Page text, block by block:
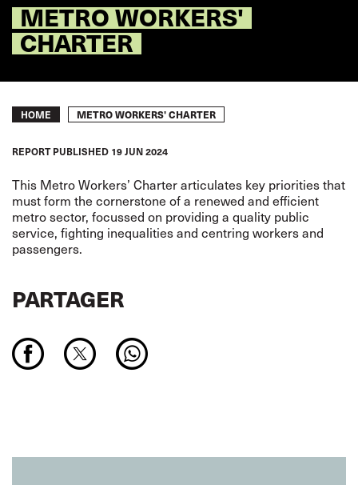
METRO WORKERS'
CHARTER
Breadcrumb
HOME METRO WORKERS' CHARTER
REPORT PUBLISHED 19 JUN 2024
This Metro Workers’ Charter articulates key priorities that
must form the cornerstone of a renewed and efficient
metro sector, focussed on providing a quality public
service, fighting inequalities and centring workers and
passengers.
PARTAGER